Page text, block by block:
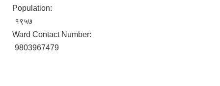
Population:
१९५७
Ward Contact Number:
9803967479